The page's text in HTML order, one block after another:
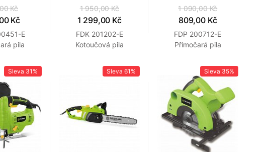
Kč
Kč
E
pila
1 950,00 Kč
1 299,00 Kč
FDK 201202-E
Kotoučová pila
1 090,00 Kč
809,00 Kč
FDP 200712-E
Přímočará pila
Sleva 31% Sleva61% Sleva 35%